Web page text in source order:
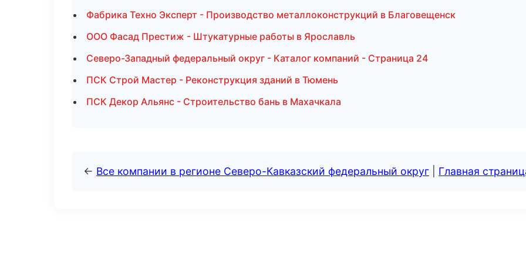
Фабрика Техно Эксперт - Производство металлоконструкций в Благовещенск
ООО Фасад Престиж - Штукатурные работы в Ярославль
Северо-Западный федеральный округ - Каталог компаний - Страница 24
ПСК Строй Мастер - Реконструкция зданий в Тюмень
ПСК Декор Альянс - Строительство бань в Махачкала
← Все компании в регионе Северо-Кавказский федеральный округ Главная